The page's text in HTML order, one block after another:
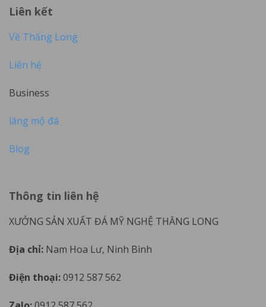
Liên kết
Về Thăng Long
Liên hệ
Business
lăng mộ đá
Blog
Thông tin liên hệ
XƯỞNG SẢN XUẤT ĐÁ MỸ NGHỆ THĂNG LONG
Địa chỉ: Nam Hoa Lư, Ninh Bình
Điện thoại:0912 587 562